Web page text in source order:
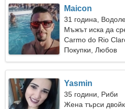
Maicon
31 година,
Мъжът иска да
Carmo do Rio
Покупки, Любов
Yasmin
35 години, Риби
Жена търси